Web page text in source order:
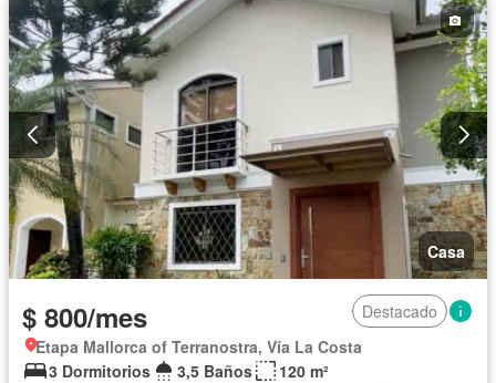
Casa
$ 800/mes
Destacado
Etapa Mallorca of Terranostra, Vía La Costa
3 Dormitorios
3,5 Baños
120 m²